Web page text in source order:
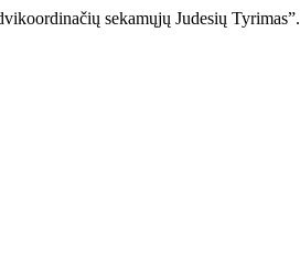
sekamųjų Judesių Tyrimas”.